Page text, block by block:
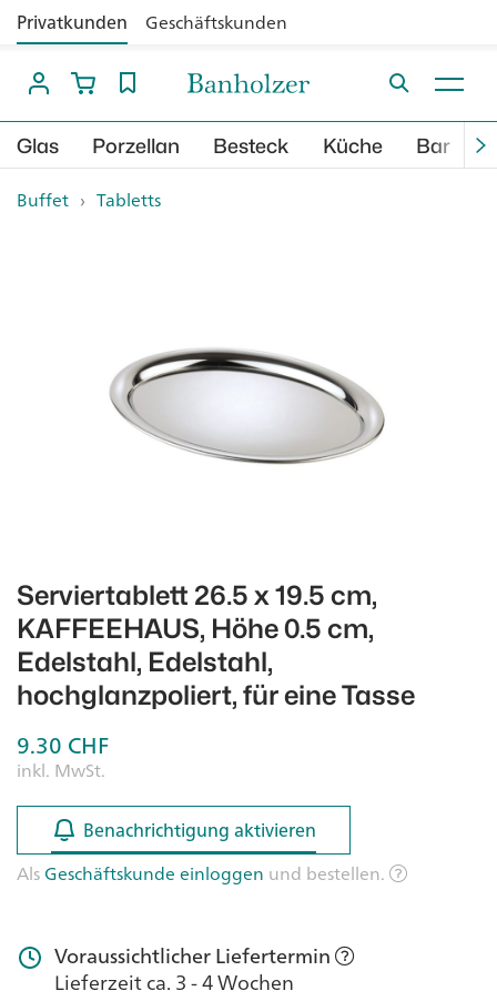
Privatkunden Geschäftskunden
Glas Porzellan Besteck Küche Bar
Buffet › Tabletts
Serviertablett 26.5 x 19.5 cm,
KAFFEEHAUS, Höhe 0.5 cm,
Edelstahl, Edelstahl,
hochglanzpoliert, für eine Tasse
9.30 CHF
inkl. MwSt.
Benachrichtigung aktivieren
Benachrichtigung aktivieren
AlsGeschäftskunde einloggen und bestellen.
Voraussichtlicher Liefertermin
Lieferzeit ca. 3 - 4 Wochen